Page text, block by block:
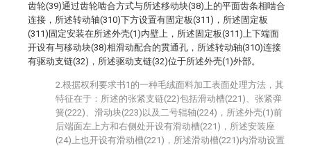
齿轮(39)通过齿轮啮合方式与所述移动块(38)上的平面齿条相啮合
连接，所述转动轴(310)下方设置有固定板(311)，所述固定板
(311)固定安装在所述外壳(1)内壁上，所述固定板(311)上下端面
开设有与移动块(38)相滑动配合的贯通孔，所述转动轴(310)连接
有驱动支链(32)，所述驱动支链(32)位于所述外壳(1)外部。
2.根据权利要求书1的一种毛绒面料加工表面处理方法，其
特征在于：所述的张紧支链(22)包括滑动槽(221)、张紧弹
簧(222)、滑动块(223)以及二号辊轴(224)，所述外壳(1)前
后端面左上方和右侧处开设有滑动槽(221)，所述安装座
(24)上也开设有滑动槽(221)，所述滑动槽(221)内滑动设置